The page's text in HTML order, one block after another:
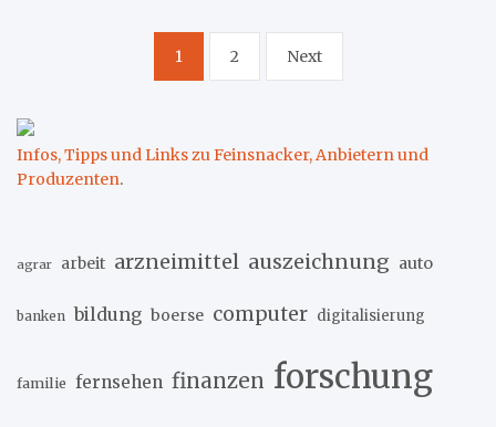
Seitennummerierung
Beiträge
1 2 Next
Infos, Tipps und Links zu Feinsnacker, Anbietern und
Produzenten.
agrar arbeit arzneimittel auszeichnung auto
banken bildung boerse computer digitalisierung
familie fernsehen finanzen forschung